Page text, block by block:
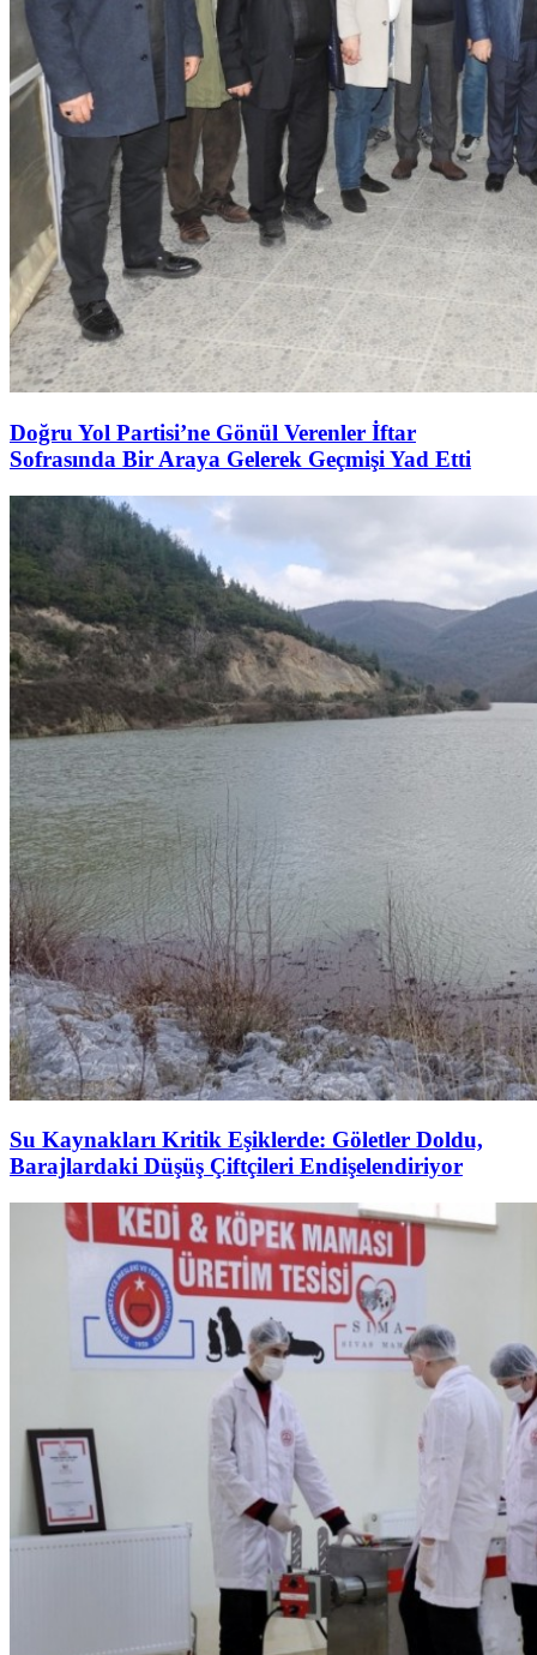
Doğru Yol Partisi’ne Gönül Verenler İftar
Sofrasında Bir Araya Gelerek Geçmişi Yad Etti
Su Kaynakları Kritik Eşiklerde: Göletler Doldu,
Barajlardaki Düşüş Çiftçileri Endişelendiriyor